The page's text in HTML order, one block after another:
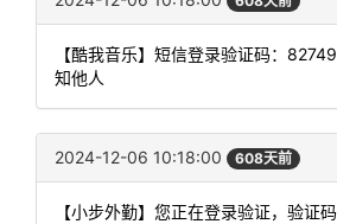
【酷我音乐】短信登录验证码：
知他人
2024-12-06 10:18:00 608天前
【小步外勤】您正在登录验证，验证